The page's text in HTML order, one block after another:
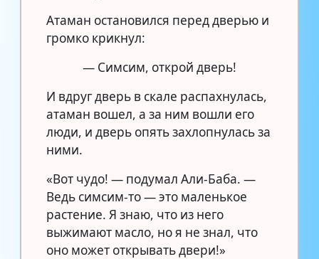
Атаман остановился перед дверью и
громко крикнул:
— Симсим, открой дверь!
И вдруг дверь в скале распахнулась,
атаман вошел, а за ним вошли его
люди, и дверь опять захлопнулась за
ними.
«Вот чудо! — подумал Али-Баба. —
Ведь симсим-то — это маленькое
растение. Я знаю, что из него
выжимают масло, но я не знал, что
оно может открывать двери!»